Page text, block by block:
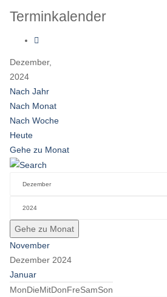
Terminkalender
Dezember,
2024
Nach Jahr
Nach Monat
Nach Woche
Heute
Gehe zu Monat
Gehe zu Monat
November
Dezember 2024
Januar
MonDieMitDonFreSamSon